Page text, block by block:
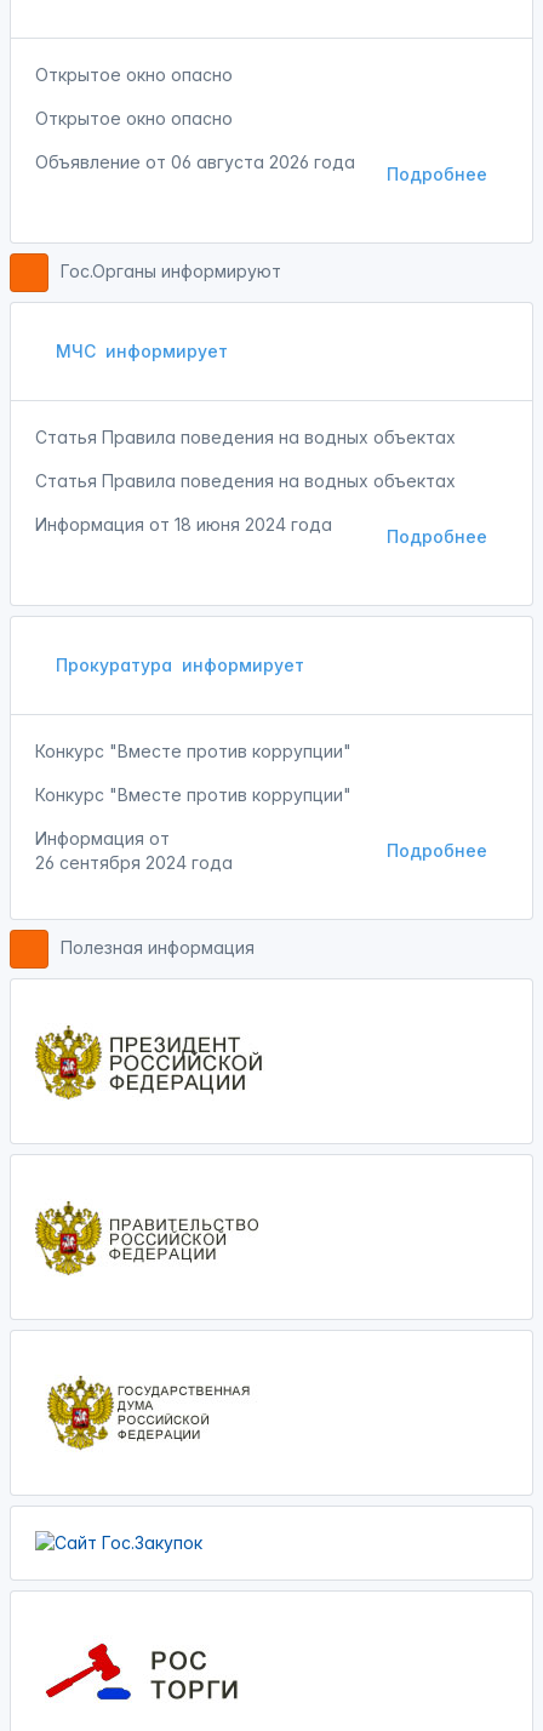
Открытое окно опасно
Открытое окно опасно
Подробнее
Объявление от 06 августа 2026 года
Гос.Органы информируют
МЧС информирует
Статья Правила поведения на водных объектах
Статья Правила поведения на водных объектах
Подробнее
Информация от 18 июня 2024 года
Прокуратура информирует
Конкурс "Вместе против коррупции"
Конкурс "Вместе против коррупции"
Подробнее
Информация от
26 сентября 2024 года
Полезная информация